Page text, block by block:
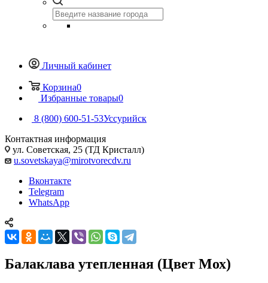
Личный кабинет
Корзина0
Избранные товары0
8 (800) 600-51-53Уссурийск
Контактная информация
ул. Советская, 25 (ТД Кристалл)
u.sovetskaya@mirotvorecdv.ru
Вконтакте
Telegram
WhatsApp
Балаклава утепленная (Цвет Мох)